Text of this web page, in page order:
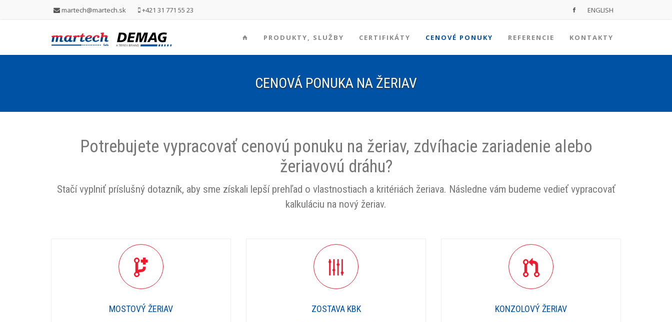
martech@martech.sk +421 31 771 55 23 ENGLISH
PRODUKTY, SLUŽBY CERTIFIKÁTY CENOVÉ PONUKY REFERENCIE KONTAKTY
CENOVÁ PONUKA NA ŽERIAV
Potrebujete vypracovať cenovú ponuku na žeriav, zdvíhacie zariadenie alebo
žeriavovú dráhu?
Stačí vyplniť príslušný dotazník, aby sme získali lepší prehľad o vlastnostiach a kritériách žeriava. Následne vám budeme vedieť vypracovať
kalkuláciu na nový žeriav.
MOSTOVÝ ŽERIAV ZOSTAVA KBK KONZOLOVÝ ŽERIAV